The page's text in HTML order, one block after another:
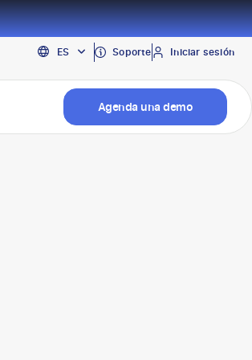
ES
EN
PT
Soporte Iniciar sesión
Agenda una demo